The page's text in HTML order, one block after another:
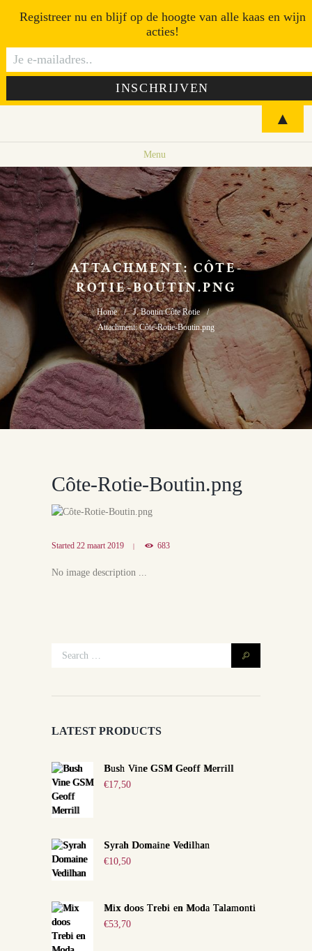
Menu
ATTACHMENT: CÔTE-
ROTIE-BOUTIN.PNG
Home
J. Boutin Côte Rotie
Attachment: Côte-Rotie-Boutin.png
Côte-Rotie-Boutin.png
Started 22 maart 2019 683
No image description ...
LATEST PRODUCTS
Bush Vine GSM Geoff Merrill
€17,50
Syrah Domaine Vedilhan
€10,50
Mix doos Trebi en Moda Talamonti
€53,70
Registreer nu en blijf op de hoogte van alle kaas en wijn
acties!
▲